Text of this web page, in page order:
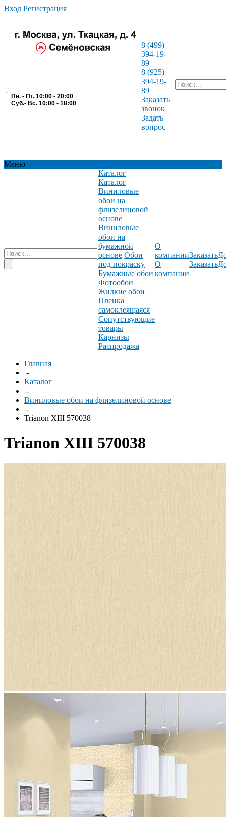
Вход Регистрация
Пн. - Пт. 10:00 - 20:00
Суб.- Вс. 10:00 - 18:00
8 (499)
394-19-
89
8 (925)
394-19-
89
Заказать
звонок
Задать
вопрос
Меню
Каталог
Каталог
Виниловые
обои на
флизелиновой
основе
Виниловые
обои на
бумажной
основе Обои
под покраску
Бумажные обои
Фотообои
Жидкие обои
Пленка
самоклеящаяся
Сопутствующие
товары
Карнизы
Распродажа
О
компании
О
компании
Заказать
Заказать
Главная
-
Каталог
-
Виниловые обои на флизелиновой основе
-
Trianon XIII 570038
Trianon XIII 570038